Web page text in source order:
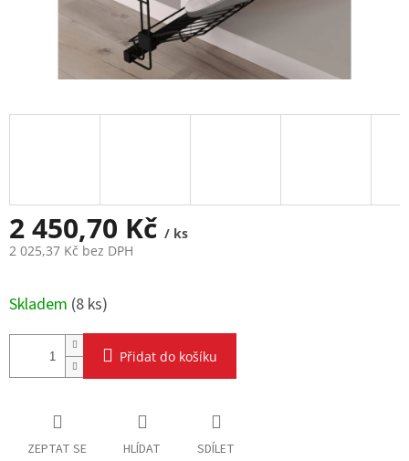
2 450,70 Kč / ks
2 025,37 Kč bez DPH
cena:
Skladem (8 ks)
Přidat do košíku
ZEPTAT SE HLÍDAT SDÍLET